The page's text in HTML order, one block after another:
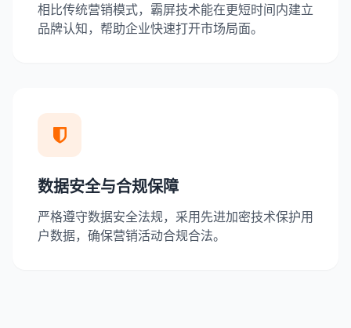
相比传统营销模式，霸屏技术能在更短时间内建立
品牌认知，帮助企业快速打开市场局面。
数据安全与合规保障
严格遵守数据安全法规，采用先进加密技术保护用
户数据，确保营销活动合规合法。